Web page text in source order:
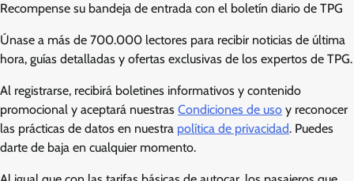
Recompense su bandeja de entrada con el boletín diario de TPG
Únase a más de 700.000 lectores para recibir noticias de última
hora, guías detalladas y ofertas exclusivas de los expertos de TPG.
Al registrarse, recibirá boletines informativos y contenido
promocional y aceptará nuestras Condiciones de uso y reconocer
las prácticas de datos en nuestra política de privacidad. Puedes
darte de baja en cualquier momento.